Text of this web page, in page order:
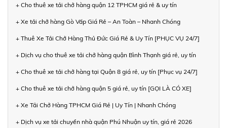
+ Cho thuê xe tải chở hàng quận 12 TPHCM giá rẻ & uy tín
+ Xe tải chở hàng Gò Vấp Giá Rẻ – An Toàn – Nhanh Chóng
+ Thuê Xe Tải Chở Hàng Thủ Đức Giá Rẻ & Uy Tín [PHỤC VỤ 24/7]
+ Dịch vụ cho thuê xe tải chở hàng quận Bình Thạnh giá rẻ, uy tín
+ Cho thuê xe tải chở hàng tại Quận 8 giá rẻ, uy tín [Phục vụ 24/7]
+ Cho thuê xe tải chở hàng quận 5 giá rẻ, uy tín [GỌI LÀ CÓ XE]
+ Xe Tải Chở Hàng TPHCM Giá Rẻ | Uy Tín | Nhanh Chóng
+ Dịch vụ xe tải chuyển nhà quận Phú Nhuận uy tín, giá rẻ 2026